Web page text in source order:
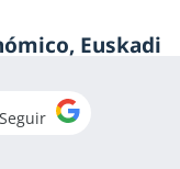
Euskadi
una gran
más de
la sanidad.